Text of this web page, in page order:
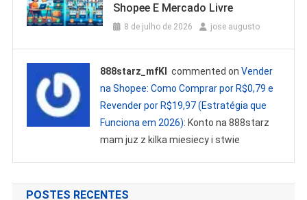
Shopee E Mercado Livre
8 de julho de 2026 jose augusto
888starz_mfKl commented onVender
na Shopee: Como Comprar por R$0,79 e
Revender por R$19,97 (Estratégia que
Funciona em 2026): Konto na 888starz
mam juz z kilka miesiecy i stwie
POSTES RECENTES